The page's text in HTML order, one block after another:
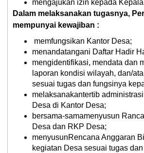
mengajukan izin kepada
Dalam melaksanakan tugasnya,
mempunyai kewajiban :
memfungsikan Kantor Desa;
menandatangani Daftar Hadir
mengidentifikasi, mendata dan
laporan kondisi wilayah, dan/
sesuai tugas dan fungsinya
melaksanakantertib
Desa di Kantor Desa;
bersama-samamenyusun
Desa dan RKP Desa;
menyusunRencana Anggaran
kegiatan Desa sesuai tugas